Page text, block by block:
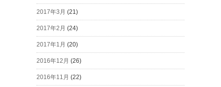
2017年3月 (21)
2017年2月 (24)
2017年1月 (20)
2016年12月 (26)
2016年11月 (22)